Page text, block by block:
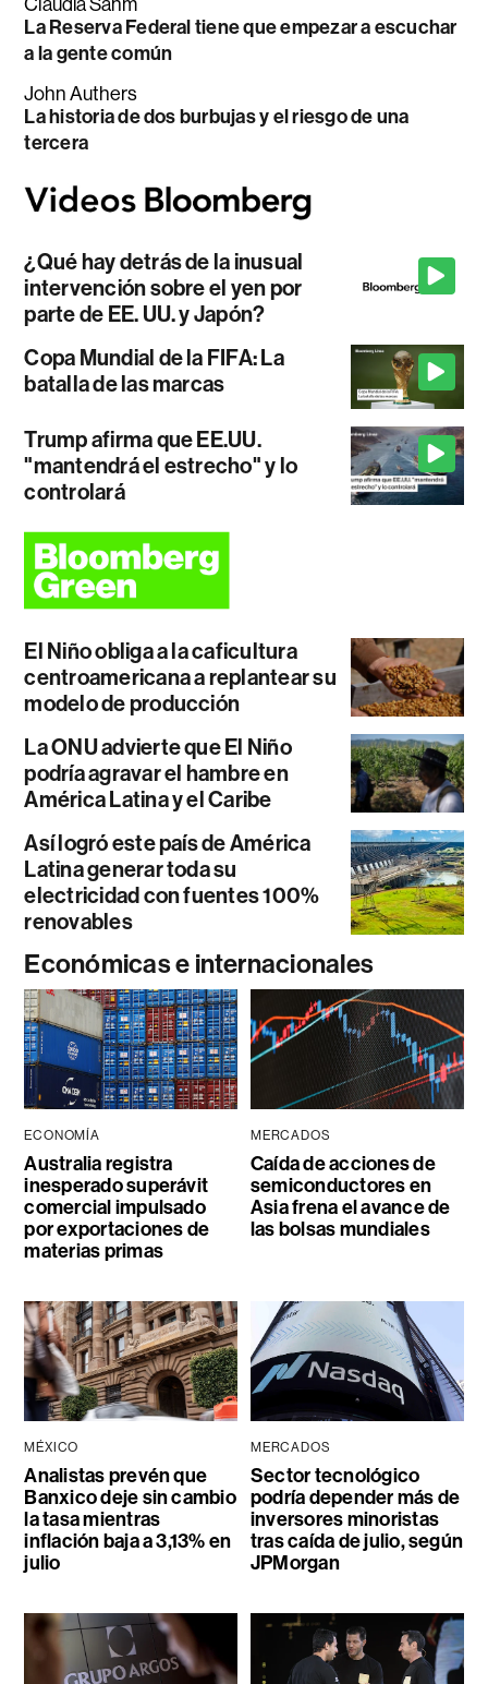
La Reserva Federal tiene que empezar a escuchar
a la gente común
John Authers
La historia de dos burbujas y el riesgo de una
tercera
¿Qué hay detrás de la inusual
intervención sobre el yen por
parte de EE. UU. y Japón?
Copa Mundial de la FIFA: La
batalla de las marcas
Trump afirma que EE.UU.
"mantendrá el estrecho" y lo
controlará
El Niño obliga a la caficultura
centroamericana a replantear su
modelo de producción
La ONU advierte que El Niño
podría agravar el hambre en
América Latina y el Caribe
Así logró este país de América
Latina generar toda su
electricidad con fuentes 100%
renovables
Económicas e internacionales
ECONOMÍA
Australia registra
inesperado superávit
comercial impulsado
por exportaciones de
materias primas
MERCADOS
Caída de acciones de
semiconductores en
Asia frena el avance de
las bolsas mundiales
MÉXICO
Analistas prevén que
Banxico deje sin cambio
la tasa mientras
inflación baja a 3,13% en
julio
MERCADOS
Sector tecnológico
podría depender más de
inversores minoristas
tras caída de julio, según
JPMorgan